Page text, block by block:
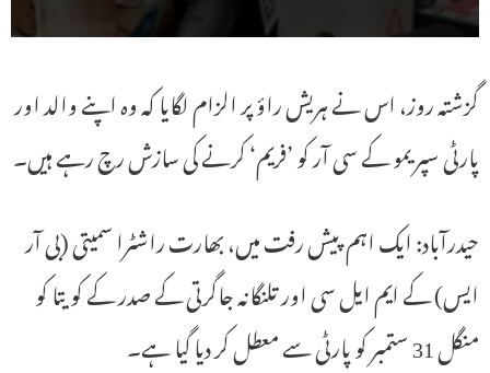
گزشتہ روز، اس نے ہریش راؤ پر الزام لگایا کہ وہ اپنے والد اور
پارٹی سپریمو کے سی آر کو ’فریم‘ کرنے کی سازش رچ رہے ہیں۔
حیدرآباد: ایک اہم پیش رفت میں، بھارت راشٹرا سمیتی (بی آر
ایس) کے ایم ایل سی اور تلنگانہ جاگرتی کے صدر کے کویتا کو
منگل 31 ستمبر کو پارٹی سے معطل کر دیا گیا ہے۔